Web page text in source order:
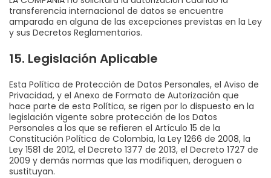
transferencia internacional de datos se encuentre
amparada en alguna de las excepciones previstas en la Ley
y sus Decretos Reglamentarios.
15. Legislación Aplicable
Esta Política de Protección de Datos Personales, el Aviso de
Privacidad, y el Anexo de Formato de Autorización que
hace parte de esta Política, se rigen por lo dispuesto en la
legislación vigente sobre protección de los Datos
Personales a los que se refieren el Artículo 15 de la
Constitución Política de Colombia, la Ley 1266 de 2008, la
Ley 1581 de 2012, el Decreto 1377 de 2013, el Decreto 1727 de
2009 y demás normas que las modifiquen, deroguen o
sustituyan.